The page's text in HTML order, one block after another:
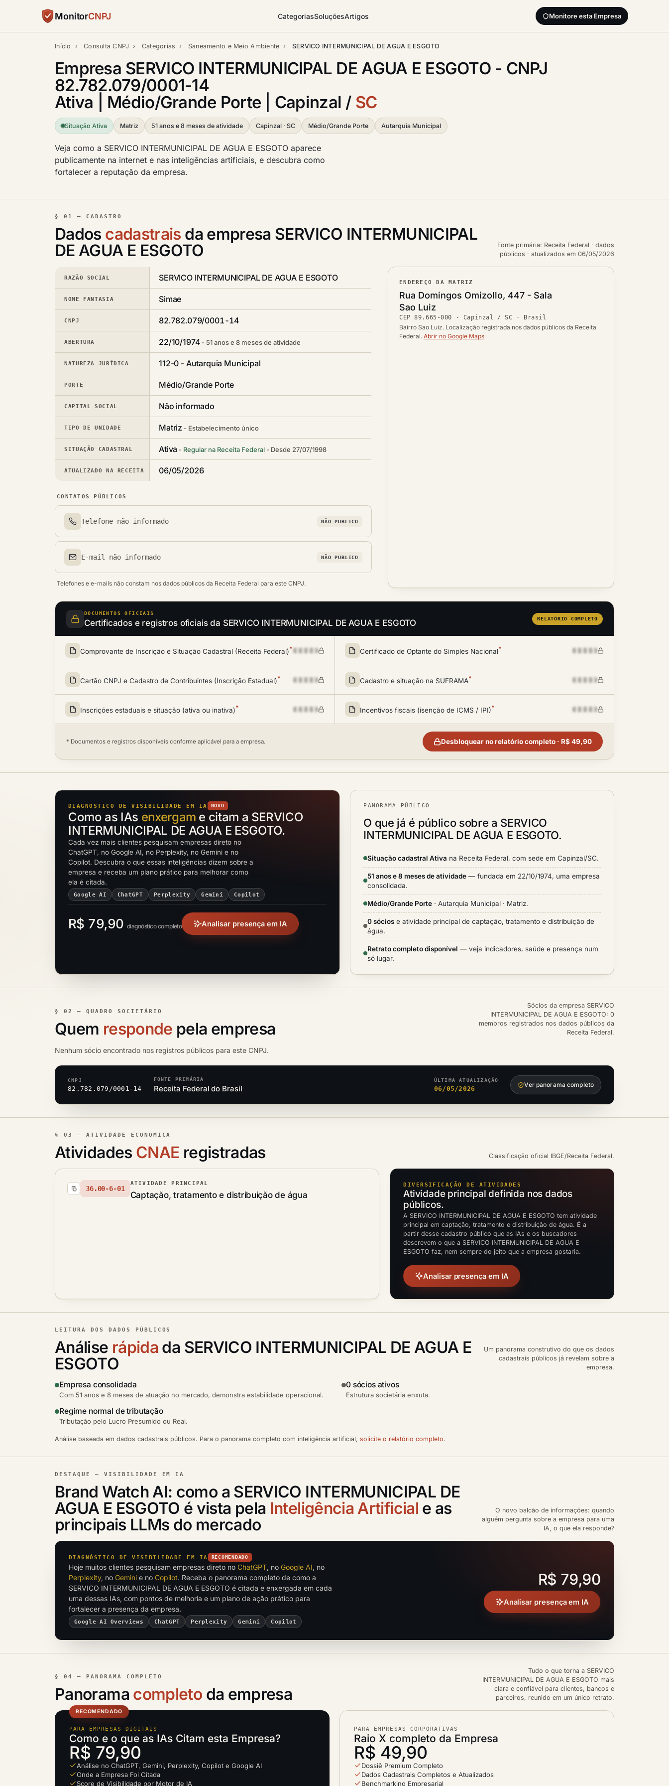
MonitorCNPJ CategoriasSoluçõesArtigos Monitore esta Empresa
Início › Consulta CNPJ › Categorias › Saneamento e Meio Ambiente › SERVICO INTERMUNICIPAL DE AGUA E ESGOTO
Empresa SERVICO INTERMUNICIPAL DE AGUA E ESGOTO - CNPJ
82.782.079/0001-14
Ativa | Médio/Grande Porte | Capinzal / SC
Situação Ativa Matriz 51 anos e 8 meses de atividade Capinzal · SC Médio/Grande Porte Autarquia Municipal
Veja como a SERVICO INTERMUNICIPAL DE AGUA E ESGOTO aparece
publicamente na internet e nas inteligências artificiais, e descubra como
fortalecer a reputação da empresa.
§ 01 — CADASTRO
Dados cadastrais da empresa SERVICO INTERMUNICIPAL
DE AGUA E ESGOTO
Fonte primária: Receita Federal · dados
públicos · atualizados em 06/05/2026
RAZÃO SOCIAL SERVICO INTERMUNICIPAL DE AGUA E ESGOTO
NOME FANTASIA Simae
CNPJ 82.782.079/0001-14
ABERTURA 22/10/1974 51 anos e 8 meses de atividade
NATUREZA JURÍDICA 112-0 - Autarquia Municipal
PORTE Médio/Grande Porte
CAPITAL SOCIAL Não informado
TIPO DE UNIDADE Matriz Estabelecimento único
SITUAÇÃO CADASTRAL Ativa Regular na Receita Federal Desde 27/07/1998
ATUALIZADO NA RECEITA 06/05/2026
CONTATOS PÚBLICOS
Telefone(s)
Telefone não informado NÃO PÚBLICO
Email(s)
E-mail não informado NÃO PÚBLICO
Telefones e e-mails não constam nos dados públicos da Receita Federal para este CNPJ.
ENDEREÇO DA MATRIZ
Logradouro
Rua Domingos Omizollo, 447 - Sala
Bairro
Sao Luiz
CEP
CEP89.665-000 ·
Cidade / UF
Capinzal / SC · Brasil
Bairro Sao Luiz. Localização registrada nos dados públicos da Receita
Federal. Abrir no Google Maps
DOCUMENTOS OFICIAIS
Certificados e registros oficiais da SERVICO INTERMUNICIPAL DE AGUA E ESGOTO RELATÓRIO COMPLETO
Comprovante de Inscrição e Situação Cadastral (Receita Federal)* Certificado de Optante do Simples Nacional*
Cartão CNPJ e Cadastro de Contribuintes (Inscrição Estadual)* Cadastro e situação na SUFRAMA*
Inscrições estaduais e situação (ativa ou inativa)* Incentivos fiscais (isenção de ICMS / IPI)*
* Documentos e registros disponíveis conforme aplicável para a empresa. Desbloquear no relatório completo · R$ 49,90
DIAGNÓSTICO DE VISIBILIDADE EM IA NOVO
Como as IAs enxergam e citam a SERVICO
INTERMUNICIPAL DE AGUA E ESGOTO.
Cada vez mais clientes pesquisam empresas direto no
ChatGPT, no Google AI, no Perplexity, no Gemini e no
Copilot. Descubra o que essas inteligências dizem sobre a
empresa e receba um plano prático para melhorar como
ela é citada.
Google AI ChatGPT Perplexity Gemini Copilot
R$ 79,90 diagnóstico completo Analisar presença em IA
PANORAMA PÚBLICO
O que já é público sobre a SERVICO
INTERMUNICIPAL DE AGUA E ESGOTO.
Situação cadastral Ativa na Receita Federal, com sede em Capinzal/SC.
51 anos e 8 meses de atividade — fundada em 22/10/1974, uma empresa
consolidada.
Médio/Grande Porte · Autarquia Municipal · Matriz.
0 sócios e atividade principal de captação, tratamento e distribuição de
água.
Retrato completo disponível — veja indicadores, saúde e presença num
só lugar.
§ 02 — QUADRO SOCIETÁRIO
Quem responde pela empresa
Sócios da empresa SERVICO
INTERMUNICIPAL DE AGUA E ESGOTO: 0
membros registrados nos dados públicos da
Receita Federal.
Nenhum sócio encontrado nos registros públicos para este CNPJ.
CNPJ
82.782.079/0001-14
FONTE PRIMÁRIA
Receita Federal do Brasil
ÚLTIMA ATUALIZAÇÃO
06/05/2026 Ver panorama completo
§ 03 — ATIVIDADE ECONÔMICA
Atividades CNAE registradas Classificação oficial IBGE/Receita Federal.
36.00-6-01
ATIVIDADE PRINCIPAL
Captação, tratamento e distribuição de água
DIVERSIFICAÇÃO DE ATIVIDADES
Atividade principal definida nos dados
públicos.
A SERVICO INTERMUNICIPAL DE AGUA E ESGOTO tem atividade
principal em captação, tratamento e distribuição de água. É a
partir desse cadastro público que as IAs e os buscadores
descrevem o que a SERVICO INTERMUNICIPAL DE AGUA E
ESGOTO faz, nem sempre do jeito que a empresa gostaria.
Analisar presença em IA
LEITURA DOS DADOS PÚBLICOS
Análise rápida da SERVICO INTERMUNICIPAL DE AGUA E
ESGOTO
Um panorama construtivo do que os dados
cadastrais públicos já revelam sobre a
empresa.
Empresa consolidada
Com 51 anos e 8 meses de atuação no mercado, demonstra estabilidade operacional.
0 sócios ativos
Estrutura societária enxuta.
Regime normal de tributação
Tributação pelo Lucro Presumido ou Real.
Análise baseada em dados cadastrais públicos. Para o panorama completo com inteligência artificial, solicite o relatório completo.
DESTAQUE — VISIBILIDADE EM IA
Brand Watch AI: como a SERVICO INTERMUNICIPAL DE
AGUA E ESGOTO é vista pela Inteligência Artificial e as
principais LLMs do mercado
O novo balcão de informações: quando
alguém pergunta sobre a empresa para uma
IA, o que ela responde?
DIAGNÓSTICO DE VISIBILIDADE EM IA RECOMENDADO
Hoje muitos clientes pesquisam empresas direto no ChatGPT, no Google AI, no
Perplexity, no Gemini e no Copilot. Receba o panorama completo de como a
SERVICO INTERMUNICIPAL DE AGUA E ESGOTO é citada e enxergada em cada
uma dessas IAs, com pontos de melhoria e um plano de ação prático para
fortalecer a presença da empresa.
Google AI Overviews ChatGPT Perplexity Gemini Copilot
R$ 79,90
Analisar presença em IA
§ 04 — PANORAMA COMPLETO
Panorama completo da empresa
Tudo o que torna a SERVICO
INTERMUNICIPAL DE AGUA E ESGOTO mais
clara e confiável para clientes, bancos e
parceiros, reunido em um único retrato.
RECOMENDADO
PARA EMPRESAS DIGITAIS
Como e o que as IAs Citam esta Empresa?
R$ 79,90
Análise no ChatGPT, Gemini, Perplexity, Copilot e Google AI
Onde a Empresa Foi Citada
Score de Visibilidade por Motor de IA
PARA EMPRESAS CORPORATIVAS
Raio X completo da Empresa
R$ 49,90
Dossiê Premium Completo
Dados Cadastrais Completos e Atualizados
Benchmarking Empresarial